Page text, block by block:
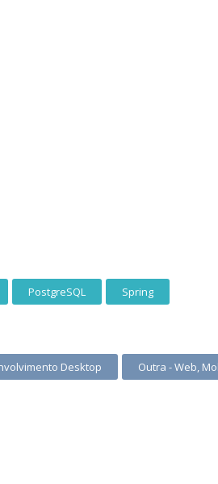
PostgreSQL Spring
Desktop Outra - Web,